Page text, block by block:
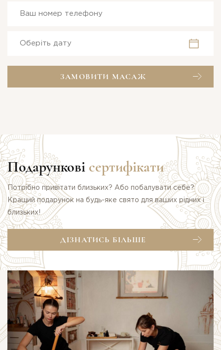
ЗАМОВИТИ МАСАЖ
Подарункові сертифікати
Потрібно привітати близьких? Або побалувати себе?
Кращий подарунок на будь-яке свято для ваших рідних і
близьких!
ДІЗНАТИСЬ БІЛЬШЕ